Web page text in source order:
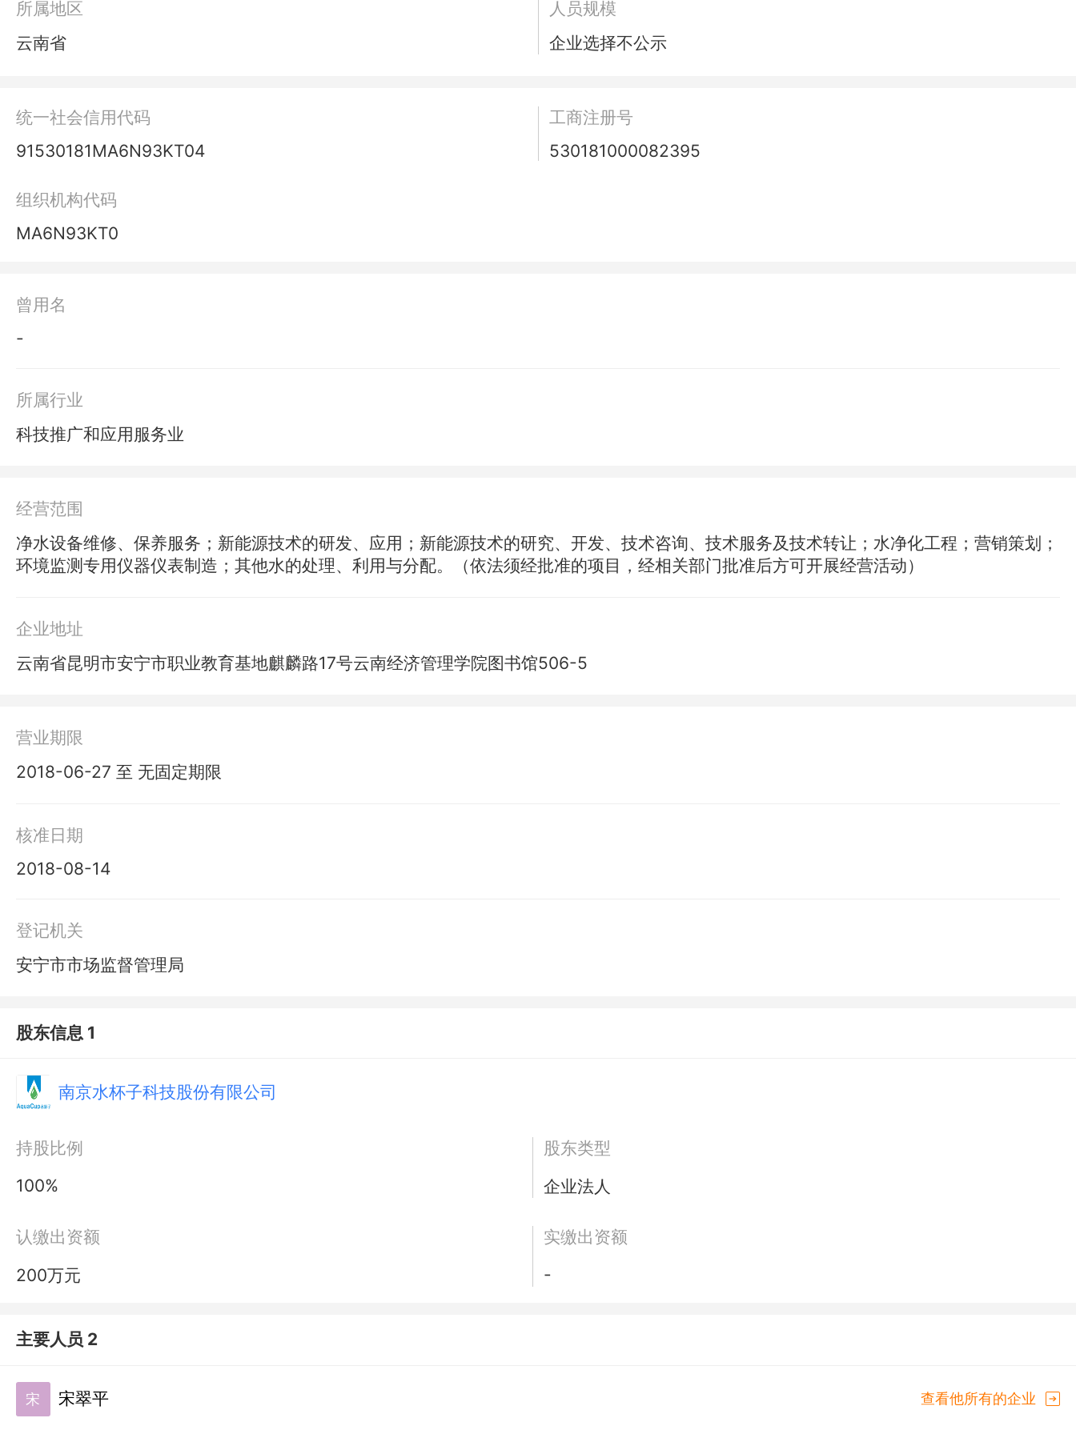
所属地区
云南省
人员规模
企业选择不公示
统一社会信用代码
91530181MA6N93KT04
工商注册号
530181000082395
组织机构代码
MA6N93KT0
曾用名
-
所属行业
科技推广和应用服务业
经营范围
净水设备维修、保养服务；新能源技术的研发、应用；新能源技术的研究、开发、技术咨询、技术服务及技术转让；水净化工程；营销策划；
环境监测专用仪器仪表制造；其他水的处理、利用与分配。（依法须经批准的项目，经相关部门批准后方可开展经营活动）
企业地址
云南省昆明市安宁市职业教育基地麒麟路17号云南经济管理学院图书馆506-5
营业期限
2018-06-27 至 无固定期限
核准日期
2018-08-14
登记机关
安宁市市场监督管理局
股东信息 1
南京水杯子科技股份有限公司
持股比例
100%
股东类型
企业法人
认缴出资额
200万元
实缴出资额
-
主要人员 2
宋 宋翠平 查看他所有的企业